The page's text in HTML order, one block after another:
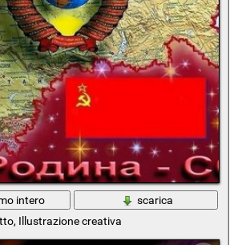
intero
scarica
Illustrazione creativa